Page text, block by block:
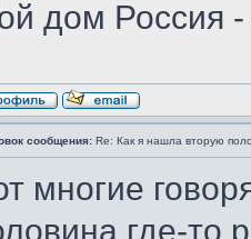
дом Россия
сообщения: Re: Как я нашла вторую
многие
где-то